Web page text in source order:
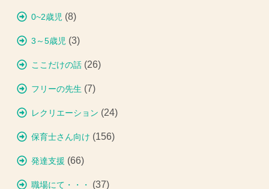
0~2歳児 (8)
3～5歳児 (3)
ここだけの話 (26)
フリーの先生 (7)
レクリエーション (24)
保育士さん向け (156)
発達支援 (66)
職場にて・・・ (37)